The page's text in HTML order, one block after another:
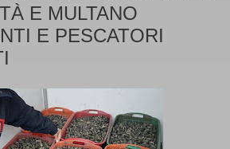
E MULTANO
E PESCATORI